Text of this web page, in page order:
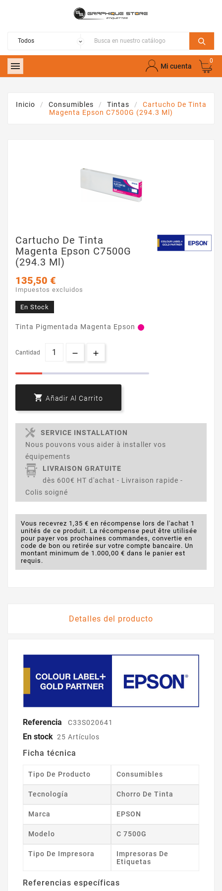
 Mi cuenta
0
Inicio Consumibles Tintas
Cartucho De Tinta
Magenta Epson C7500G (294.3 Ml)
Cartucho De Tinta
Magenta Epson C7500G
(294.3 Ml)
135,50 €
Impuestos excluidos
En Stock
Tinta Pigmentada Magenta Epson
Cantidad
 Añadir Al Carrito
SERVICE INSTALLATION
Nous pouvons vous aider à installer vos
équipements
LIVRAISON GRATUITE
dès 600€ HT d'achat - Livraison rapide -
Colis soigné
Vous recevrez 1,35 € en récompense lors de l'achat 1
unités de ce produit. La récompense peut être utilisée
pour payer vos prochaines commandes, convertie en
code de bon ou retirée sur votre compte bancaire. Un
montant minimum de 1.000,00 € dans le panier est
requis.
Detalles del producto
Referencia C33S020641
En stock 25 Artículos
Ficha técnica
Tipo De Producto Consumibles
Tecnología Chorro De Tinta
Marca EPSON
Modelo C 7500G
Tipo De Impresora
Impresoras De
Etiquetas
Referencias específicas